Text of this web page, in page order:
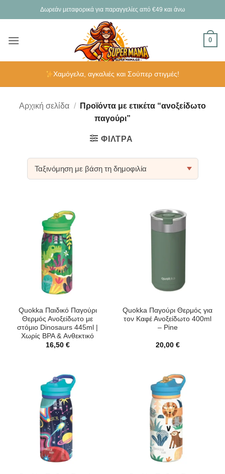
στο
Δωρεάν μεταφορικά για παραγγελίες από €49 και άνω
0
Χαμόγελα, αγκαλιές και Σούπερ στιγμές!
Αρχική σελίδα /
Προϊόντα με ετικέτα “ανοξείδωτο
παγούρι”
ΦΊΛΤΡΑ
Quokka Παιδικό Παγούρι
Θερμός Ανοξείδωτο με
στόμιο Dinosaurs 445ml |
Χωρίς BPA & Ανθεκτικό
16,50 €
Quokka Παγούρι Θερμός για
τον Καφέ Ανοξείδωτο 400ml
– Pine
20,00 €